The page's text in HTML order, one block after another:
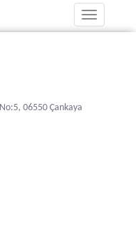
Toggle
navigation
06550 Çankaya